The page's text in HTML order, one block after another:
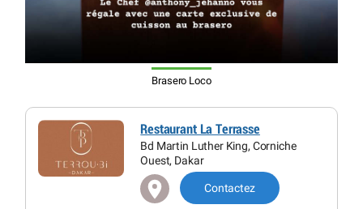
Brasero Loco
Restaurant La Terrasse
Bd Martin Luther King, Corniche
Ouest, Dakar
Contactez